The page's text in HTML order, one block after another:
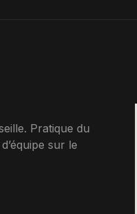
Pratique du
sur le